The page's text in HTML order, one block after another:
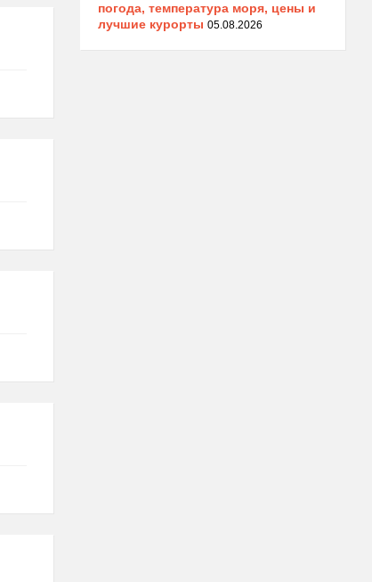
погода, температура моря, цены и
лучшие курорты 05.08.2026